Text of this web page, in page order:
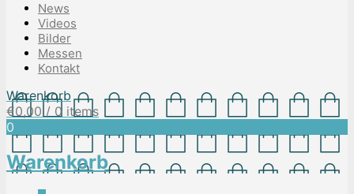
News
Videos
Bilder
Messen
Kontakt
Warenkorb
€0,00 / 0 items
0
Warenkorb